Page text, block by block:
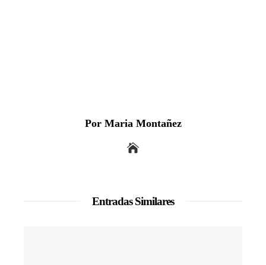
Por Maria Montañez
Entradas Similares